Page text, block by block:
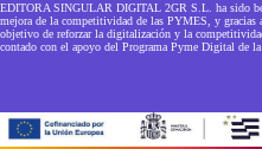
EDITORA SINGULAR DIGITAL 2GR S.L. ha sido
mejora de la competitividad de las PYMES, y gracias
objetivo de reforzar la digitalización y la
contado con el apoyo del Programa Pyme Digital de la